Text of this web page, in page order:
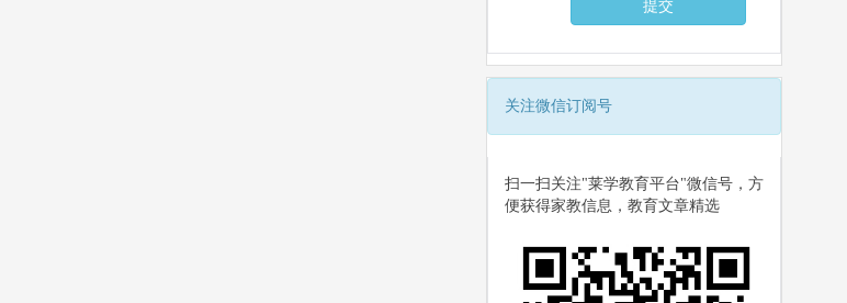
关注微信订阅号
扫一扫关注"莱学教育平台"微信号，方
便获得家教信息，教育文章精选